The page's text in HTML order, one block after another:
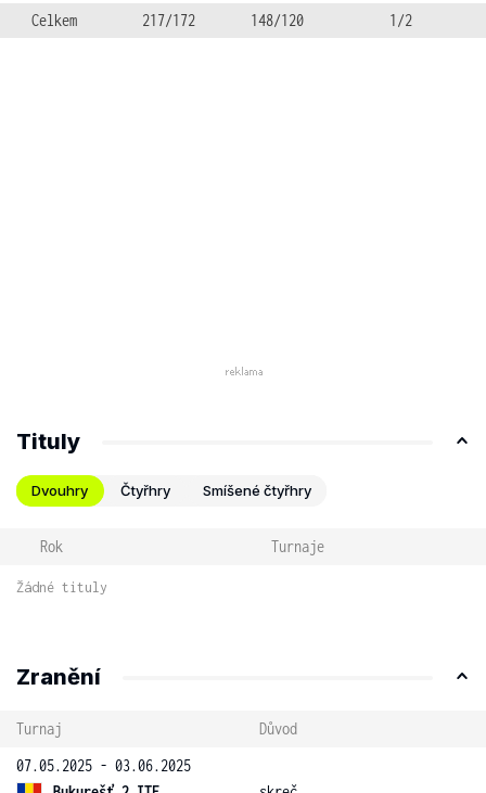
Celkem
217/172 148/120 1/2
Tituly
Dvouhry Čtyřhry Smíšené čtyřhry
Rok Turnaje
Žádné tituly
Zranění
Turnaj
Důvod
07.05.2025 - 03.06.2025